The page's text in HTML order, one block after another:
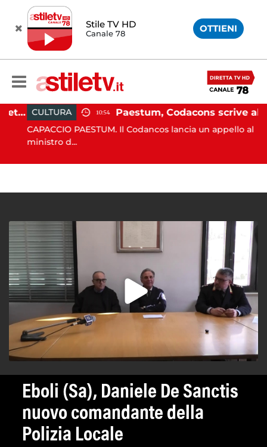
Stile TV HD
Canale 78 OTTIENI
Martina Carbonaro, braccialetto elettronico per i genitori della 14enne uccisa dall'ex CULTURA 10:54 Paestum, Codacons scrive al ministro Giuli: "Rilanciare scavi dell'Anfiteatro nell'area archeologica"
CAPACCIO PAESTUM. Il Codancos lancia un appello al
ministro d...
Eboli (Sa), Daniele De Sanctis
nuovo comandante della
Polizia Locale